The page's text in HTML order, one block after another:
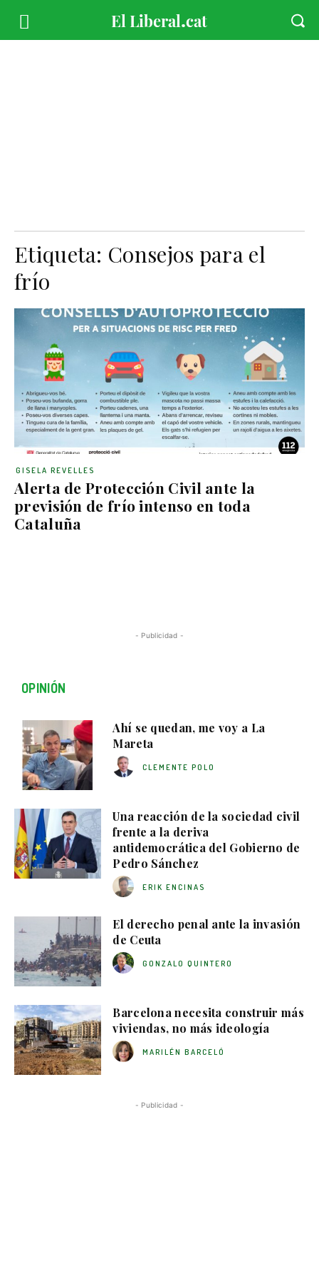
Etiqueta: Consejos para el
frío
Alerta de Protección Civil ante la
previsión de frío intenso en toda
Cataluña
GISELA REVELLES
- Publicidad -
OPINIÓN
Ahí se quedan, me voy a La
Mareta
CLEMENTE POLO
Una reacción de la sociedad civil
frente a la deriva
antidemocrática del Gobierno de
Pedro Sánchez
ERIK ENCINAS
El derecho penal ante la invasión
de Ceuta
GONZALO QUINTERO
Barcelona necesita construir más
viviendas, no más ideología
MARILÉN BARCELÓ
- Publicidad -